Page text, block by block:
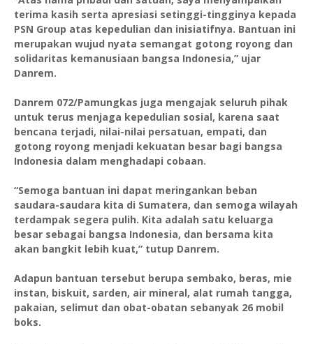
terima kasih serta apresiasi setinggi-tingginya kepada
PSN Group atas kepedulian dan inisiatifnya. Bantuan ini
merupakan wujud nyata semangat gotong royong dan
solidaritas kemanusiaan bangsa Indonesia,” ujar
Danrem.
Danrem 072/Pamungkas juga mengajak seluruh pihak
untuk terus menjaga kepedulian sosial, karena saat
bencana terjadi, nilai-nilai persatuan, empati, dan
gotong royong menjadi kekuatan besar bagi bangsa
Indonesia dalam menghadapi cobaan.
“Semoga bantuan ini dapat meringankan beban
saudara-saudara kita di Sumatera, dan semoga wilayah
terdampak segera pulih. Kita adalah satu keluarga
besar sebagai bangsa Indonesia, dan bersama kita
akan bangkit lebih kuat,” tutup Danrem.
Adapun bantuan tersebut berupa sembako, beras, mie
instan, biskuit, sarden, air mineral, alat rumah tangga,
pakaian, selimut dan obat-obatan sebanyak 26 mobil
boks.